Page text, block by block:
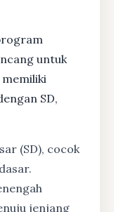
untuk
SD,
(SD), cocok
jenjang